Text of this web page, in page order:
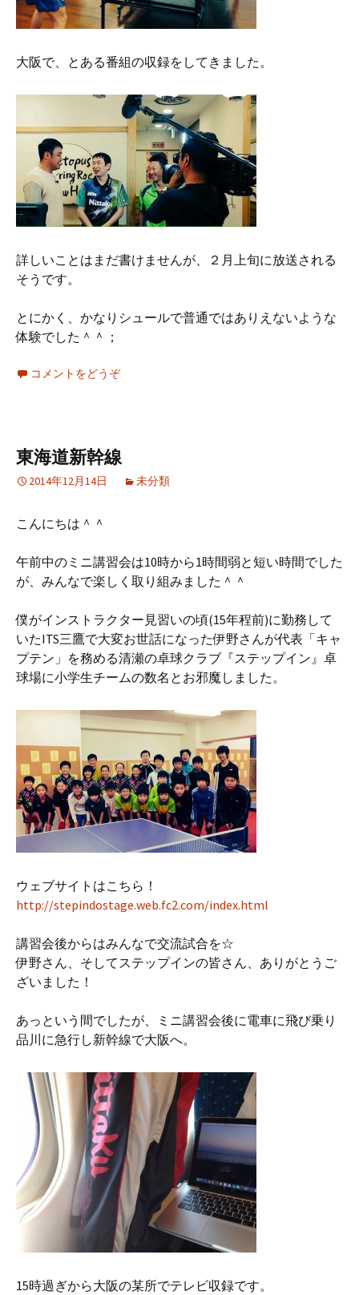
大阪で、とある番組の収録をしてきました。
詳しいことはまだ書けませんが、２月上旬に放送される
そうです。
とにかく、かなりシュールで普通ではありえないような
体験でした＾＾；
コメントをどうぞ
東海道新幹線
2014年12月14日 未分類
こんにちは＾＾
午前中のミニ講習会は10時から1時間弱と短い時間でした
が、みんなで楽しく取り組みました＾＾
僕がインストラクター見習いの頃(15年程前)に勤務して
いたITS三鷹で大変お世話になった伊野さんが代表「キャ
プテン」を務める清瀬の卓球クラブ『ステップイン』卓
球場に小学生チームの数名とお邪魔しました。
ウェブサイトはこちら！
http://stepindostage.web.fc2.com/index.html
講習会後からはみんなで交流試合を☆
伊野さん、そしてステップインの皆さん、ありがとうご
ざいました！
あっという間でしたが、ミニ講習会後に電車に飛び乗り
品川に急行し新幹線で大阪へ。
15時過ぎから大阪の某所でテレビ収録です。